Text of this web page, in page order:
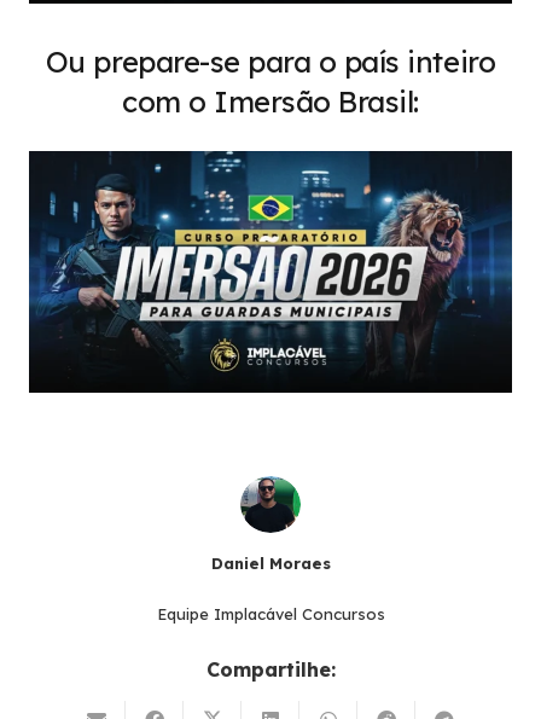
Ou prepare-se para o país inteiro
com o Imersão Brasil:
Daniel Moraes
Equipe Implacável Concursos
Compartilhe: